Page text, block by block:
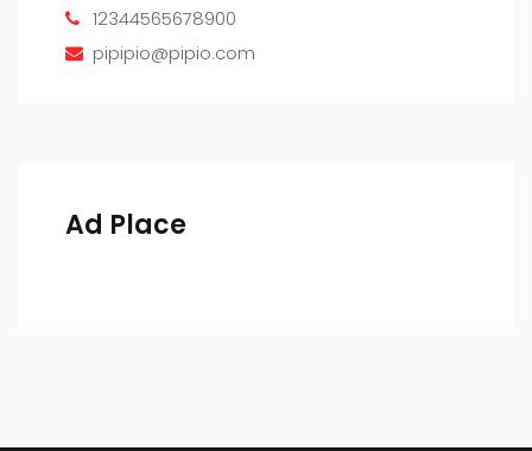
12344565678900
pipipio@pipio.com
Ad Place